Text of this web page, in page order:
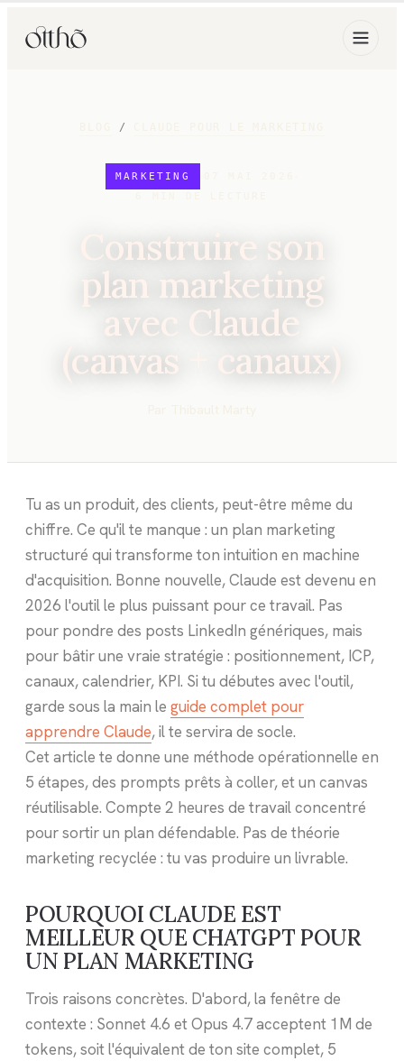
/
MARKETING
Construire son
plan marketing
avec Claude
(canvas + canaux)
Tu as un produit, des clients, peut-être même du
chiffre. Ce qu'il te manque : un plan marketing
structuré qui transforme ton intuition en machine
d'acquisition. Bonne nouvelle, Claude est devenu en
2026 l'outil le plus puissant pour ce travail. Pas
pour pondre des posts LinkedIn génériques, mais
pour bâtir une vraie stratégie : positionnement, ICP,
canaux, calendrier, KPI. Si tu débutes avec l'outil,
garde sous la main le guide complet pour
apprendre Claude, il te servira de socle.
Cet article te donne une méthode opérationnelle en
5 étapes, des prompts prêts à coller, et un canvas
réutilisable. Compte 2 heures de travail concentré
pour sortir un plan défendable. Pas de théorie
marketing recyclée : tu vas produire un livrable.
POURQUOI CLAUDE EST
MEILLEUR QUE CHATGPT POUR
UN PLAN MARKETING
Trois raisons concrètes. D'abord, la fenêtre de
contexte : Sonnet 4.6 et Opus 4.7 acceptent 1M de
tokens, soit l'équivalent de ton site complet, 5